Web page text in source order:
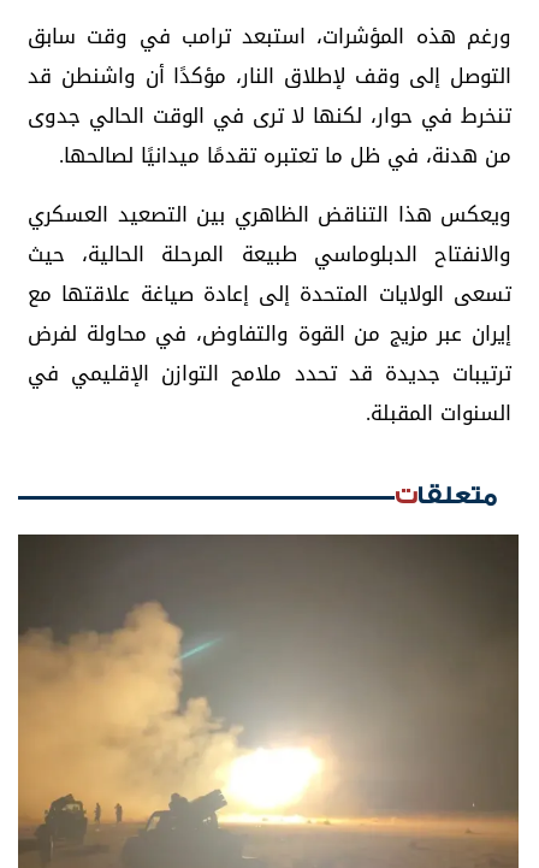
ورغم هذه المؤشرات، استبعد ترامب في وقت سابق
التوصل إلى وقف لإطلاق النار، مؤكدًا أن واشنطن قد
تنخرط في حوار، لكنها لا ترى في الوقت الحالي جدوى
من هدنة، في ظل ما تعتبره تقدمًا ميدانيًا لصالحها.
ويعكس هذا التناقض الظاهري بين التصعيد العسكري
والانفتاح الدبلوماسي طبيعة المرحلة الحالية، حيث
تسعى الولايات المتحدة إلى إعادة صياغة علاقتها مع
إيران عبر مزيج من القوة والتفاوض، في محاولة لفرض
ترتيبات جديدة قد تحدد ملامح التوازن الإقليمي في
السنوات المقبلة.
متعلقات